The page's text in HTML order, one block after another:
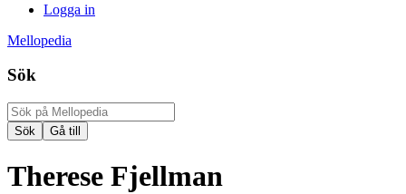
Logga in
Mellopedia
Sök
Therese Fjellman